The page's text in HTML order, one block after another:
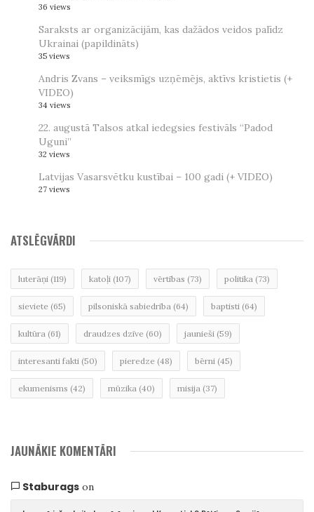
36 views
Saraksts ar organizācijām, kas dažādos veidos palīdz
Ukrainai (papildināts)
35 views
Andris Zvans – veiksmīgs uzņēmējs, aktīvs kristietis (+
VIDEO)
34 views
22. augustā Talsos atkal iedegsies festivāls “Padod
Uguni”
32 views
Latvijas Vasarsvētku kustībai – 100 gadi (+ VIDEO)
27 views
ATSLĒGVĀRDI
luterāņi (119) katoļi (107) vērtības (73) politika (73)
sieviete (65) pilsoniskā sabiedrība (64) baptisti (64)
kultūra (61) draudzes dzīve (60) jaunieši (59)
interesanti fakti (50) pieredze (48) bērni (45)
ekumenisms (42) mūzika (40) misija (37)
JAUNĀKIE KOMENTĀRI
Staburagson